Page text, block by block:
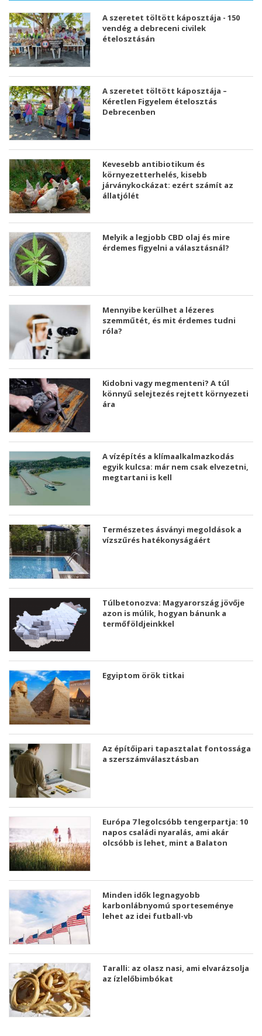
A szeretet töltött káposztája - 150
vendég a debreceni civilek
ételosztásán
A szeretet töltött káposztája –
Kéretlen Figyelem ételosztás
Debrecenben
Kevesebb antibiotikum és
környezetterhelés, kisebb
járványkockázat: ezért számít az
állatjólét
Melyik a legjobb CBD olaj és mire
érdemes figyelni a választásnál?
Mennyibe kerülhet a lézeres
szemműtét, és mit érdemes tudni
róla?
Kidobni vagy megmenteni? A túl
könnyű selejtezés rejtett környezeti
ára
A vízépítés a klímaalkalmazkodás
egyik kulcsa: már nem csak elvezetni,
megtartani is kell
Természetes ásványi megoldások a
vízszűrés hatékonyságáért
Túlbetonozva: Magyarország jövője
azon is múlik, hogyan bánunk a
termőföldjeinkkel
Egyiptom örök titkai
Az építőipari tapasztalat fontossága
a szerszámválasztásban
Európa 7 legolcsóbb tengerpartja: 10
napos családi nyaralás, ami akár
olcsóbb is lehet, mint a Balaton
Minden idők legnagyobb
karbonlábnyomú sporteseménye
lehet az idei futball-vb
Taralli: az olasz nasi, ami elvarázsolja
az ízlelőbimbókat